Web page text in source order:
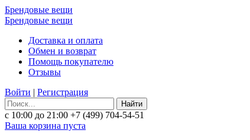
Брендовые вещи
Брендовые вещи
Доставка и оплата
Обмен и возврат
Помощь покупателю
Отзывы
Войти | Регистрация
Найти
с 10:00 до 21:00 +7 (499) 704-54-51
Ваша корзина пуста